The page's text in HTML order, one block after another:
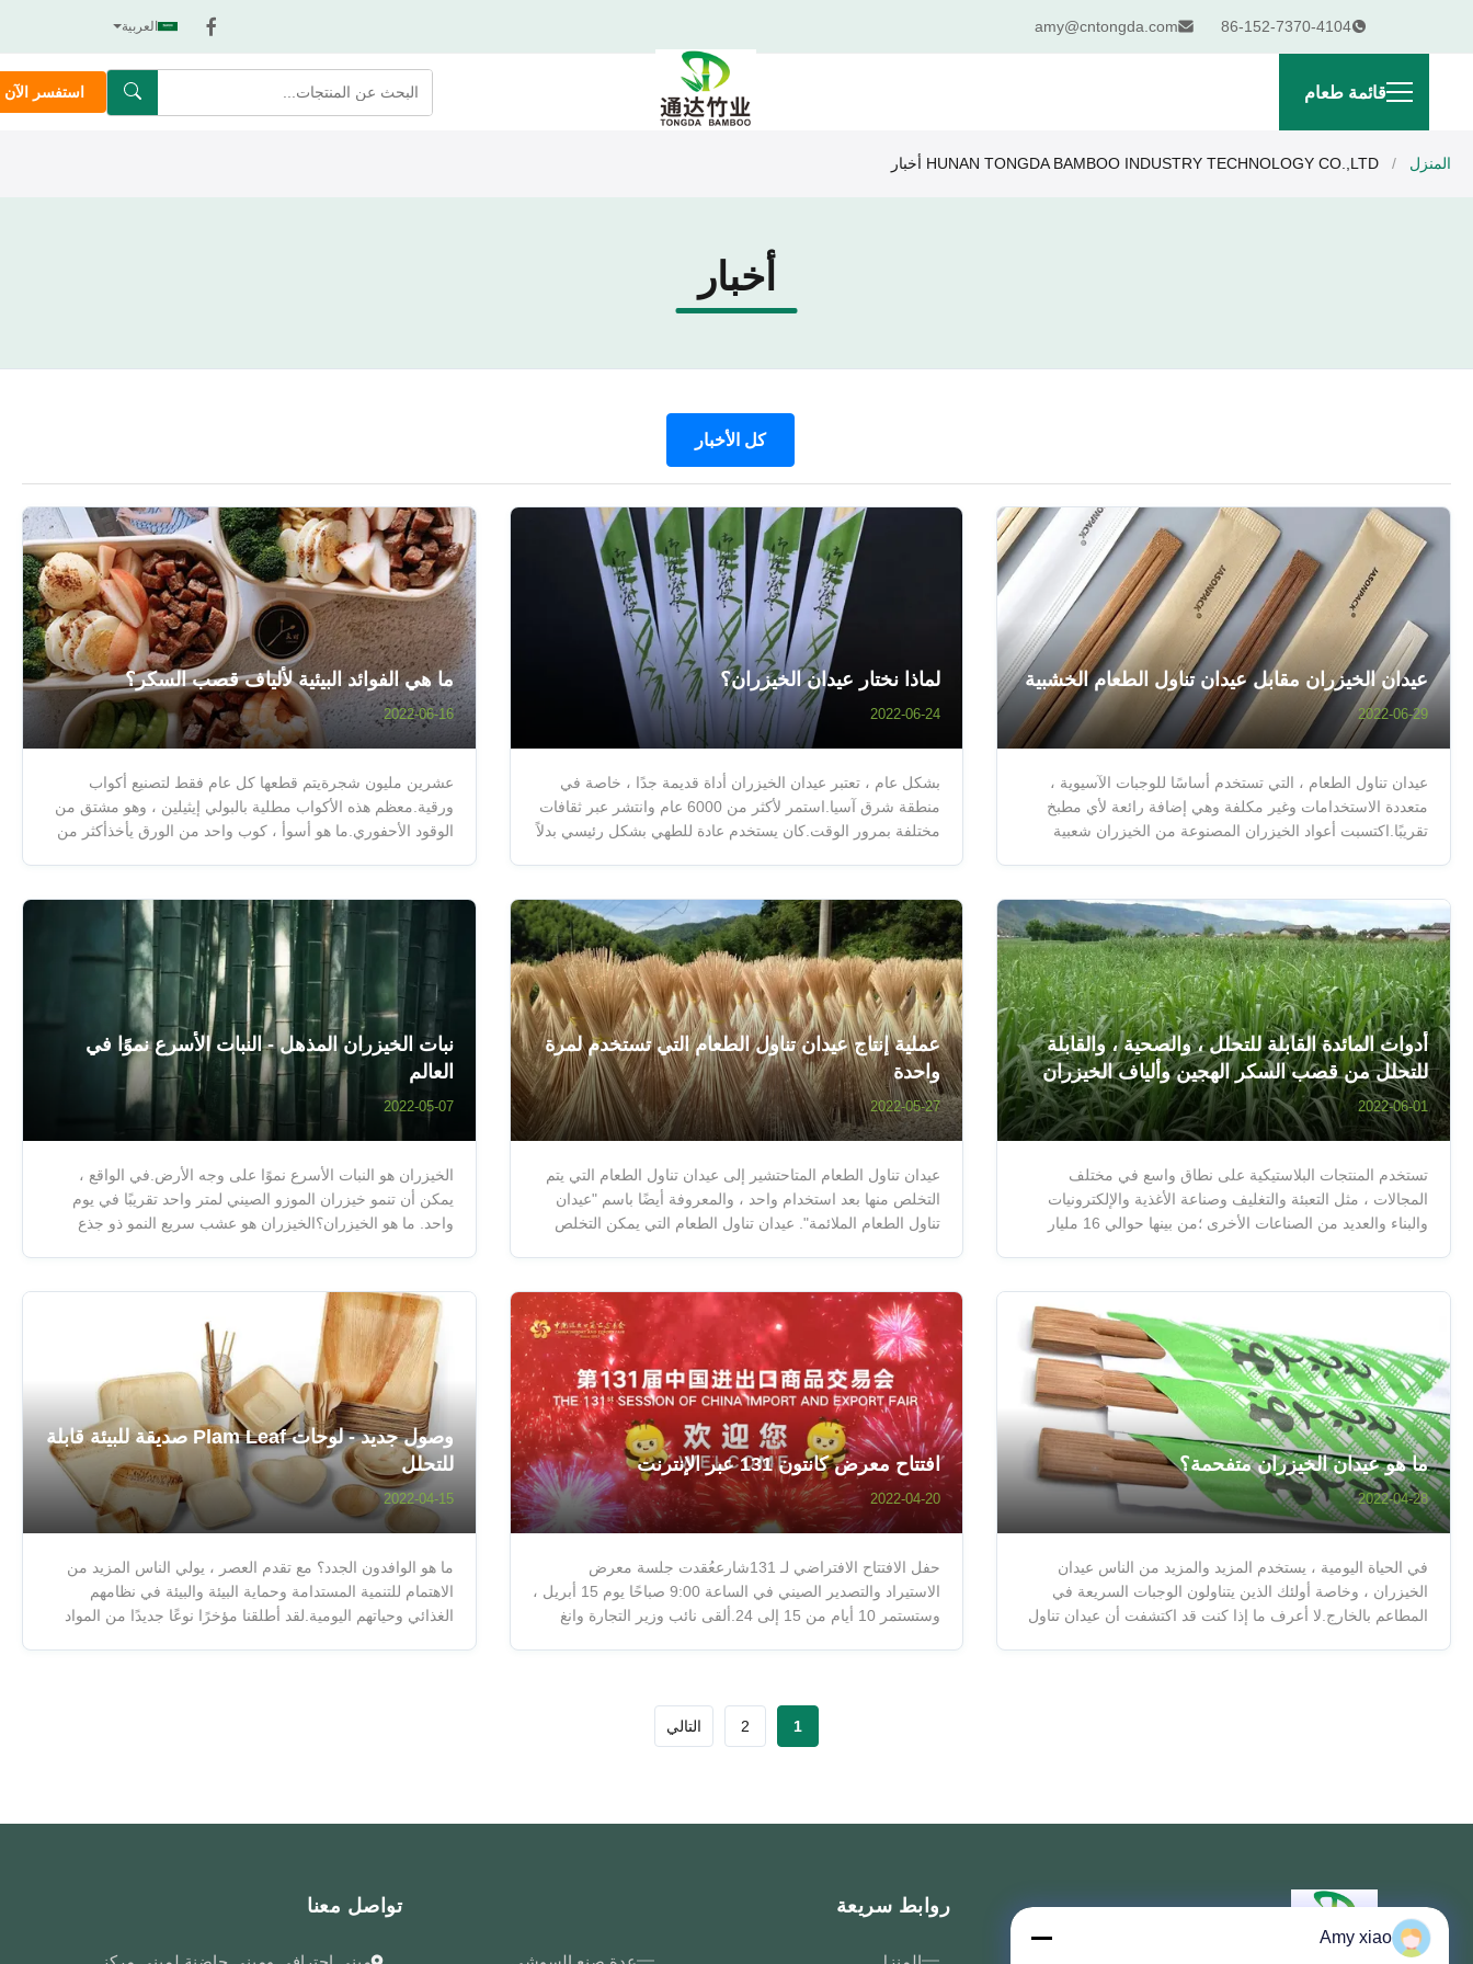
86-152-7370-4104
amy@cntongda.com العربية
قائمة طعام استفسر الآن
المنزل / HUNAN TONGDA BAMBOO INDUSTRY TECHNOLOGY CO.,LTD أخبار
أخبار
كل الأخبار
عيدان الخيزران مقابل عيدان تناول الطعام الخشبية
2022-06-29
عيدان تناول الطعام ، التي تستخدم أساسًا للوجبات الآسيوية ،
متعددة الاستخدامات وغير مكلفة وهي إضافة رائعة لأي مطبخ
تقريبًا.اكتسبت أعواد الخيزران المصنوعة من الخيزران شعبية
لا يبدو الأمر ...
لماذا نختار عيدان الخيزران؟
2022-06-24
بشكل عام ، تعتبر عيدان الخيزران أداة قديمة جدًا ، خاصة في
منطقة شرق آسيا.استمر لأكثر من 6000 عام وانتشر عبر ثقافات
مختلفة بمرور الوقت.كان يستخدم عادة للطهي بشكل رئيسي بدلاً
مثل البلاستيك ...
ما هي الفوائد البيئية لألياف قصب السكر؟
2022-06-16
عشرين مليون شجرةيتم قطعها كل عام فقط لتصنيع أكواب
ورقية.معظم هذه الأكواب مطلية بالبولي إيثيلين ، وهو مشتق من
الوقود الأحفوري.ما هو أسوأ ، كوب واحد من الورق يأخذأكثر من
والصناعية.يؤدي الإفراط في ا...
أدوات المائدة القابلة للتحلل ، والصحية ، والقابلة
للتحلل من قصب السكر الهجين وألياف الخيزران
كبديل بلاستيكي
2022-06-01
تستخدم المنتجات البلاستيكية على نطاق واسع في مختلف
المجالات ، مثل التعبئة والتغليف وصناعة الأغذية والإلكترونيات
والبناء والعديد من الصناعات الأخرى ؛من بينها حوالي 16 مليار
العالم.ومع ذلك ، ...
عملية إنتاج عيدان تناول الطعام التي تستخدم لمرة
واحدة
2022-05-27
عيدان تناول الطعام المتاحتشير إلى عيدان تناول الطعام التي يتم
التخلص منها بعد استخدام واحد ، والمعروفة أيضًا باسم "عيدان
تناول الطعام الملائمة". عيدان تناول الطعام التي يمكن التخلص
العملي...
نبات الخيزران المذهل - النبات الأسرع نموًا في
العالم
2022-05-07
الخيزران هو النبات الأسرع نموًا على وجه الأرض.في الواقع ،
يمكن أن تنمو خيزران الموزو الصيني لمتر واحد تقريبًا في يوم
واحد. ما هو الخيزران؟الخيزران هو عشب سريع النمو ذو جذع
من البلدان ومعظم ...
ما هو عيدان الخيزران متفحمة؟
2022-04-28
في الحياة اليومية ، يستخدم المزيد والمزيد من الناس عيدان
الخيزران ، وخاصة أولئك الذين يتناولون الوجبات السريعة في
المطاعم بالخارج.لا أعرف ما إذا كنت قد اكتشفت أن عيدان تناول
افتتاح معرض كانتون 131 عبر الإنترنت
2022-04-20
حفل الافتتاح الافتراضي لـ 131شارععُقدت جلسة معرض
الاستيراد والتصدير الصيني في الساعة 9:00 صباحًا يوم 15 أبريل ،
وستستمر 10 أيام من 15 إلى 24.ألقى نائب وزير التجارة وانغ
وصول جديد - لوحات Plam Leaf صديقة للبيئة قابلة
للتحلل
2022-04-15
ما هو الوافدون الجدد؟ مع تقدم العصر ، يولي الناس المزيد من
الاهتمام للتنمية المستدامة وحماية البيئة والبيئة في نظامهم
الغذائي وحياتهم اليومية.لقد أطلقنا مؤخرًا نوعًا جديدًا من المواد
1
2 التالي
روابط سريعة تواصل معنا
Amy xiao